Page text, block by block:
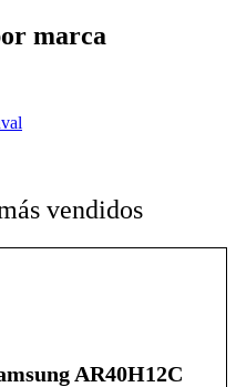
marca
vendidos
AR40H12C